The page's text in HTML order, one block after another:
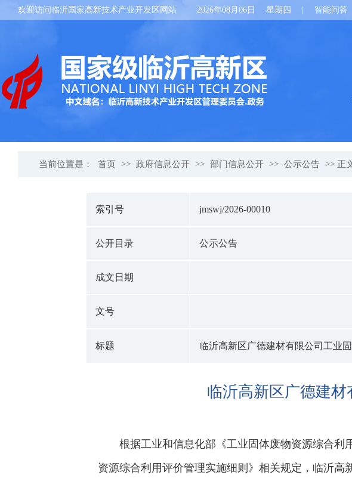
欢迎访问临沂国家高新技术产业开发区网站 2026年08月06日 星期四 智能问答
当前位置是： 首页 >> 政府信息公开 >> 部门信息公开 >> 公示公告 >> 正
索引号 jmswj/2026-00010
公开目录 公示公告
成文日期
文号
标题 临沂高新区广德建材有限公司工业
临沂高新区广德建
根据工业和信息化部《工业固体废物资源综合利
资源综合利用评价管理实施细则》相关规定，临沂